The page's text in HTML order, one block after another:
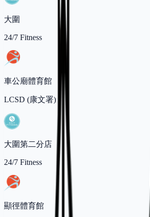
大圍
24/7 Fitness
車公廟體育館
LCSD (康文署)
大圍第二分店
24/7 Fitness
顯徑體育館